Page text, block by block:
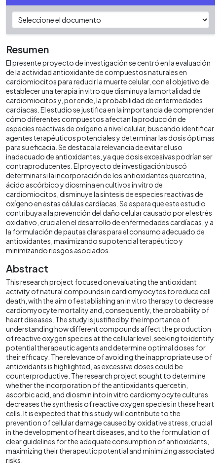
Resumen
El presente proyecto de investigación se centró en la evaluación
de la actividad antioxidante de compuestos naturales en
cardiomiocitos para reducir la muerte celular, con el objetivo de
establecer una terapia in vitro que disminuya la mortalidad de
cardiomiocitos y, por ende, la probabilidad de enfermedades
cardíacas. El estudio se justifica en la importancia de comprender
cómo diferentes compuestos afectan la producción de
especies reactivas de oxígeno a nivel celular, buscando identificar
agentes terapéuticos potenciales y determinar las dosis óptimas
para su eficacia. Se destaca la relevancia de evitar el uso
inadecuado de antioxidantes, ya que dosis excesivas podrían ser
contraproducentes. El proyecto de investigación buscó
determinar si la incorporación de los antioxidantes quercetina,
ácido ascórbico y diosmina en cultivos in vitro de
cardiomiocitos, disminuye la síntesis de especies reactivas de
oxígeno en estas células cardíacas. Se espera que este estudio
contribuya a la prevención del daño celular causado por el estrés
oxidativo, crucial en el desarrollo de enfermedades cardíacas, y a
la formulación de pautas claras para el consumo adecuado de
antioxidantes, maximizando su potencial terapéutico y
minimizando riesgos asociados.
Abstract
This research project focused on evaluating the antioxidant
activity of natural compounds in cardiomyocytes to reduce cell
death, with the aim of establishing an in vitro therapy to decrease
cardiomyocyte mortality and, consequently, the probability of
heart diseases. The study is justified by the importance of
understanding how different compounds affect the production
of reactive oxygen species at the cellular level, seeking to identify
potential therapeutic agents and determine optimal doses for
their efficacy. The relevance of avoiding the inappropriate use of
antioxidants is highlighted, as excessive doses could be
counterproductive. The research project sought to determine
whether the incorporation of the antioxidants quercetin,
ascorbic acid, and diosmin into in vitro cardiomyocyte cultures
decreases the synthesis of reactive oxygen species in these heart
cells. It is expected that this study will contribute to the
prevention of cellular damage caused by oxidative stress, crucial
in the development of heart diseases, and to the formulation of
clear guidelines for the adequate consumption of antioxidants,
maximizing their therapeutic potential and minimizing associated
risks.